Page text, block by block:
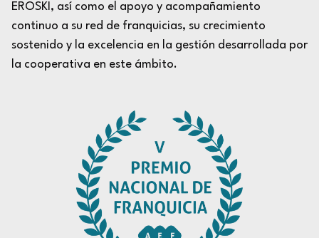
EROSKI, así como el apoyo y acompañamiento
continuo a su red de franquicias, su crecimiento
sostenido y la excelencia en la gestión desarrollada por
la cooperativa en este ámbito.